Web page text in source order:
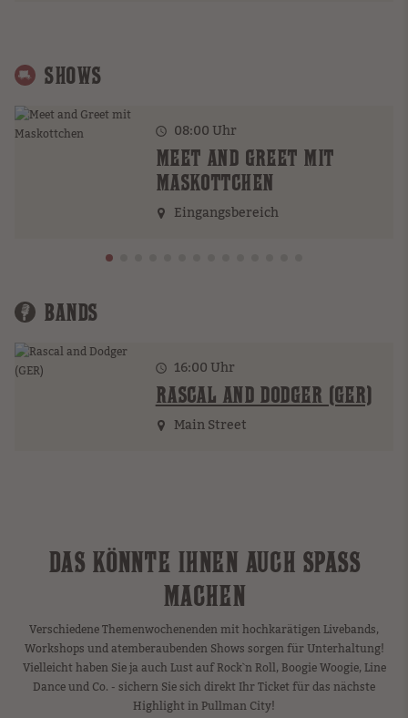
SHOWS
08:00Uhr
MEET AND GREET MIT
MASKOTTCHEN
Eingangsbereich
BANDS
16:00 Uhr
RASCAL AND DODGER (GER)
Main Street
DAS KÖNNTE IHNEN AUCH SPASS M
ACHEN
Verschiedene Themenwochenenden mit hochkarätigen Livebands,
Workshops und atemberaubenden Shows sorgen für Unterhaltung!
Vielleicht haben Sie ja auch Lust auf Rock`n Roll, Boogie Woogie, Line
Dance und Co. - sichern Sie sich direkt Ihr Ticket für das nächste
Highlight in Pullman City!